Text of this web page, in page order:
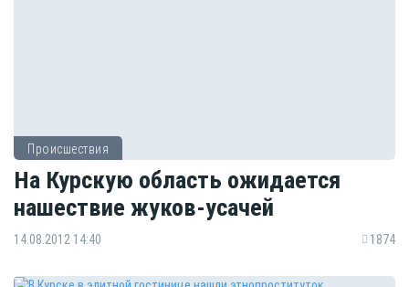
Происшествия
На Курскую область ожидается
нашествие жуков-усачей
14.08.2012 14:40 1874